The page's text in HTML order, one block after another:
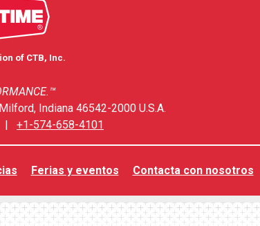
of CTB, Inc.
Indiana 46542-2000 U.S.A.
| +1-574-658-4101
Ferias y eventos Contacta con nosotros